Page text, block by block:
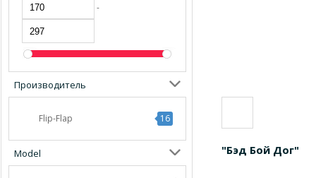
-
Производитель
Flip-Flap 16
Model "Бэд Бой Дог"